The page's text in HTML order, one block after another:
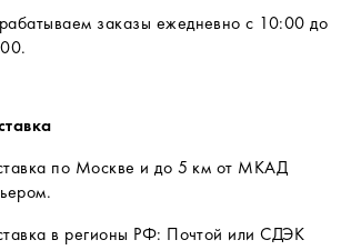
заказы ежедневно с 10:00 до
по Москве и до 5 км от МКАД
в регионы РФ: Почтой или СДЭК